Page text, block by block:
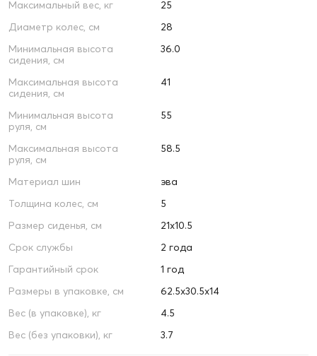
Максимальный вес, кг
25
Диаметр колес, см
28
Минимальная высота
сидения, см
36.0
Максимальная высота
сидения, см
41
Минимальная высота
руля, см
55
Максимальная высота
руля, см
58.5
Материал шин
эва
Толщина колес, см
5
Размер сиденья, см
21х10.5
Срок службы
2 года
Гарантийный срок
1 год
Размеры в упаковке, см
62.5х30.5х14
Вес (в упаковке), кг
4.5
Вес (без упаковки), кг
3.7